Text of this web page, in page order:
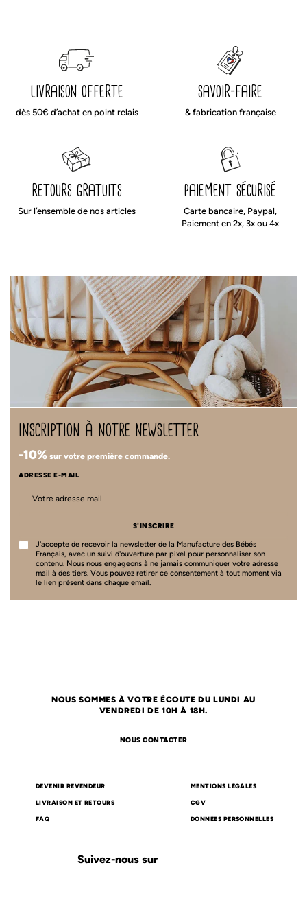
livraison offerte
dès 50€ d’achat en point relais
savoir-faire
& fabrication française
retours gratuits
Sur l’ensemble de nos articles
paiement sécurisé
Carte bancaire, Paypal,
Paiement en 2x, 3x ou 4x
inscription à notre newsletter
-10% sur votre première commande.
ADRESSE E-MAIL
S'INSCRIRE
J'accepte de recevoir la newsletter de la Manufacture des Bébés
Français, avec un suivi d'ouverture par pixel pour personnaliser son
contenu. Nous nous engageons à ne jamais communiquer votre adresse
mail à des tiers. Vous pouvez retirer ce consentement à tout moment via
le lien présent dans chaque email.
NOUS SOMMES À VOTRE ÉCOUTE DU LUNDI AU
VENDREDI DE 10H À 18H.
NOUS CONTACTER
DEVENIR REVENDEUR
LIVRAISON ET RETOURS
FAQ
MENTIONS LÉGALES
CGV
DONNÉES PERSONNELLES
Suivez-nous sur